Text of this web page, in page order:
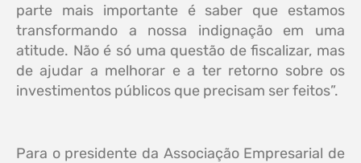
parte mais importante é saber que estamos
transformando a nossa indignação em uma
atitude. Não é só uma questão de fiscalizar, mas
de ajudar a melhorar e a ter retorno sobre os
investimentos públicos que precisam ser feitos”.
Para o presidente da Associação Empresarial de